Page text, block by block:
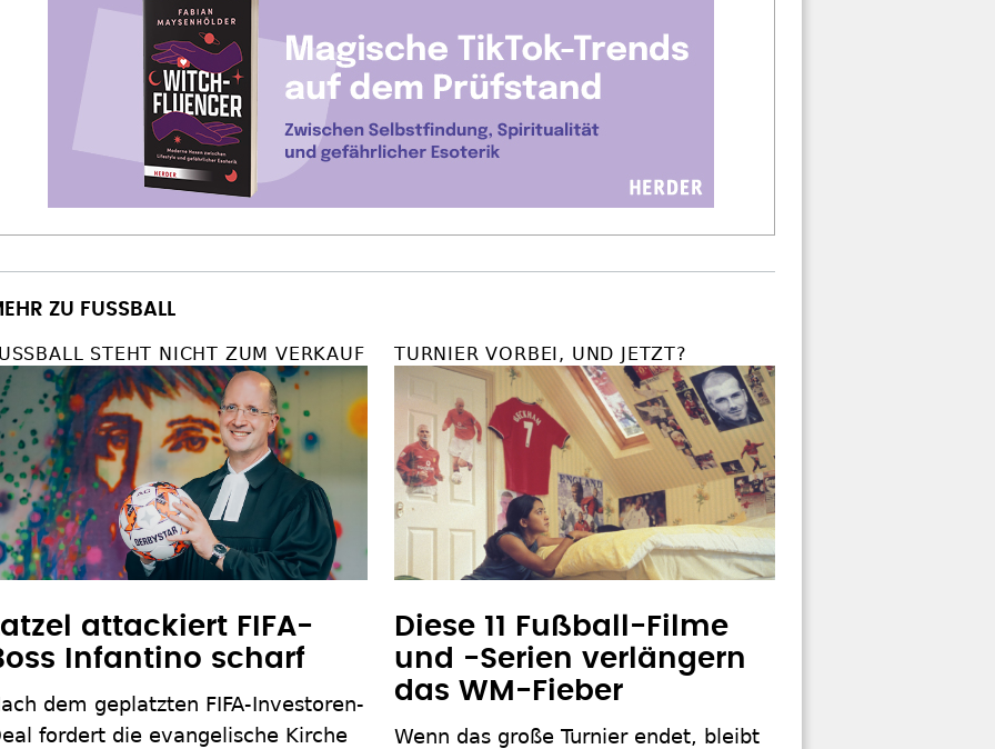
ZU FUSSBALL
STEHT NICHT ZUM VERKAUF
attackiert FIFA-
Infantino scharf
dem geplatzten FIFA-Investoren-
fordert die evangelische Kirche
TURNIER VORBEI, UND JETZT?
Diese 11 Fußball-Filme
und -Serien verlängern
das WM-Fieber
Wenn das große Turnier endet, bleibt